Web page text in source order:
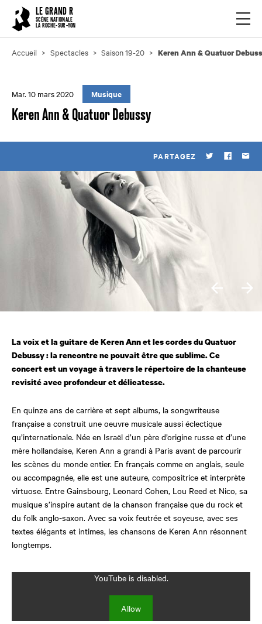
LE GRAND R
SCÈNE NATIONALE
LA ROCHE-SUR-YON
Accueil Spectacles Saison 19-20 Keren Ann & Quatuor
Mar. 10 mars 2020 Musique
Keren Ann & Quatuor Debussy
PARTAGEZ Twitter
La voix et la guitare de Keren Ann et les cordes du Quatuor
Debussy : la rencontre ne pouvait être que sublime. Ce
concert est un voyage à travers le répertoire de la chanteuse
revisité avec profondeur et délicatesse.
En quinze ans de carrière et sept albums, la songwriteuse
française a construit une oeuvre musicale aussi éclectique
qu’internationale. Née en Israël d’un père d’origine russe et d’une
mère hollandaise, Keren Ann a grandi à Paris avant de parcourir
les scènes du monde entier. En français comme en anglais, seule
ou accompagnée, elle est une auteure, compositrice et interprète
virtuose. Entre Gainsbourg, Leonard Cohen, Lou Reed et Nico, sa
musique s’inspire autant de la chanson française que du rock et
du folk anglo-saxon. Avec sa voix feutrée et soyeuse, avec ses
textes élégants et intimes, les chansons de Keren Ann résonnent
longtemps.
YouTube is disabled.
Allow
Cookies management panel